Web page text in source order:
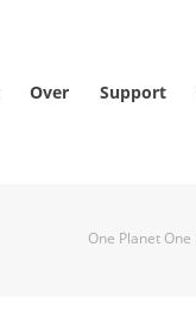
Over Support
One Planet One